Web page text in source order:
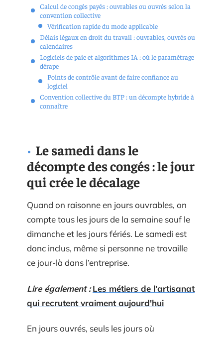
Calcul de congés payés : ouvrables ou ouvrés selon la
convention collective
Vérification rapide du mode applicable
Délais légaux en droit du travail : ouvrables, ouvrés ou
calendaires
Logiciels de paie et algorithmes IA : où le paramétrage
dérape
Points de contrôle avant de faire confiance au
logiciel
Convention collective du BTP : un décompte hybride à
connaître
Le samedi dans le
décompte des congés : le jour
qui crée le décalage
Quand on raisonne en jours ouvrables, on
compte tous les jours de la semaine sauf le
dimanche et les jours fériés. Le samedi est
donc inclus, même si personne ne travaille
ce jour-là dans l’entreprise.
Lire également : Les métiers de l'artisanat
qui recrutent vraiment aujourd'hui
En jours ouvrés, seuls les jours où